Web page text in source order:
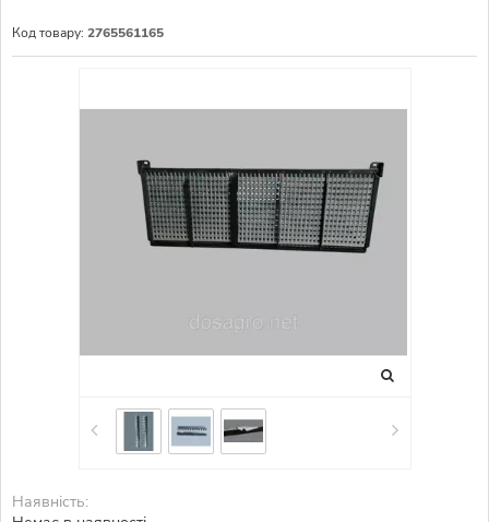
Код товару: 2765561165
Наявність: